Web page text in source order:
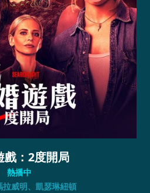
戲：2度開局
熱播中
拉威明、凱瑟琳紐頓